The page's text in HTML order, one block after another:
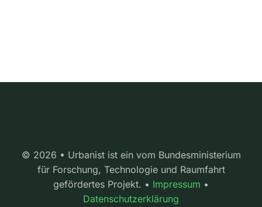
© 2026 • Urbanist ist ein vom Bundesministerium
für Forschung, Technologie und Raumfahrt
gefördertes Projekt. • Impressum •
Datenschutzerklärung